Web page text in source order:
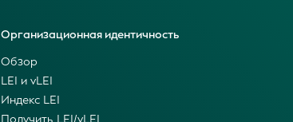
Организационная идентичность
Обзор
LEI и vLEI
Индекс LEI